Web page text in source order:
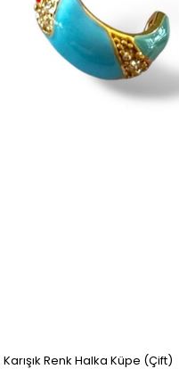
Karışık Renk Halka Küpe (Çift)